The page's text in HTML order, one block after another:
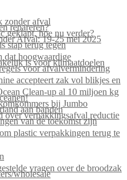
zonder afval
repareren?
geklapt, hoe nu verder?
Afval: 19-25 mei 2025
stap terug tegen
dat hoogwaardige
is voor klimaatdoelen
voor afvalvermindering
accepteert zak vol blikjes en
Clean-up al 10 miljoen kg
bij Jumbo
aan banden
over verpakkingsafval reductie
van de toekomst zijn
plastic verpakkingen terug te
vragen over de broodzak
wholesale